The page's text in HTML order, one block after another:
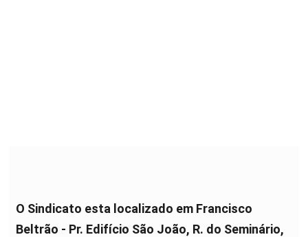
O Sindicato esta localizado em Francisco
Beltrão - Pr. Edifício São João, R. do Seminário,